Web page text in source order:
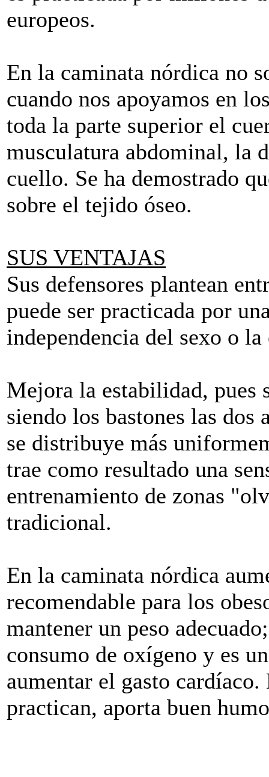
europeos.
En la caminata nórdica no
cuando nos apoyamos en
toda la parte superior el
musculatura abdominal, la
cuello. Se ha demostrado
sobre el tejido óseo.
SUS VENTAJAS
Sus defensores plantean
puede ser practicada por
independencia del sexo o la
Mejora la estabilidad, pues
siendo los bastones las
se distribuye más
trae como resultado una
entrenamiento de zonas
tradicional.
En la caminata nórdica
recomendable para los
mantener un peso
consumo de oxígeno y es
aumentar el gasto
practican, aporta buen